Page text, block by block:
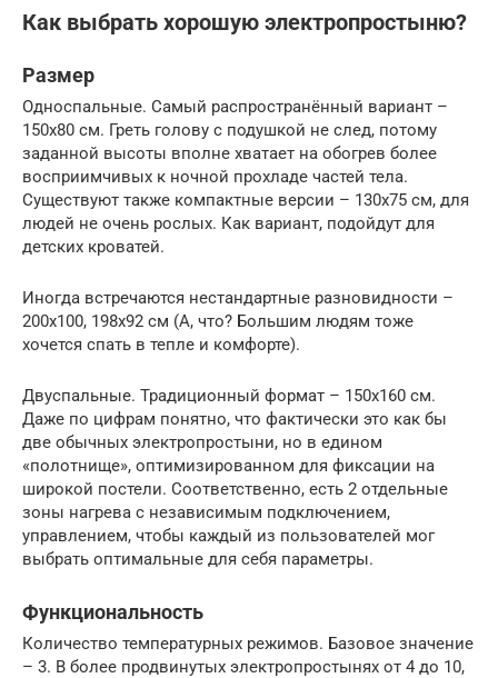
Как выбрать хорошую электропростыню?
Размер
Односпальные. Самый распространённый вариант –
150х80 см. Греть голову с подушкой не след, потому
заданной высоты вполне хватает на обогрев более
восприимчивых к ночной прохладе частей тела.
Существуют также компактные версии – 130х75 см, для
людей не очень рослых. Как вариант, подойдут для
детских кроватей.
Иногда встречаются нестандартные разновидности –
200х100, 198х92 см (А, что? Большим людям тоже
хочется спать в тепле и комфорте).
Двуспальные. Традиционный формат – 150х160 см.
Даже по цифрам понятно, что фактически это как бы
две обычных электропростыни, но в едином
«полотнище», оптимизированном для фиксации на
широкой постели. Соответственно, есть 2 отдельные
зоны нагрева с независимым подключением,
управлением, чтобы каждый из пользователей мог
выбрать оптимальные для себя параметры.
Функциональность
Количество температурных режимов. Базовое значение
– 3. В более продвинутых электропростынях от 4 до 10,